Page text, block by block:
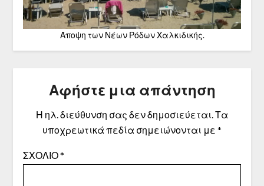
Άποψη των Νέων Ρόδων Χαλκιδικής.
Αφήστε μια απάντηση
Η ηλ. διεύθυνση σας δεν δημοσιεύεται. Τα
υποχρεωτικά πεδία σημειώνονται με *
ΣΧΌΛΙΟ*